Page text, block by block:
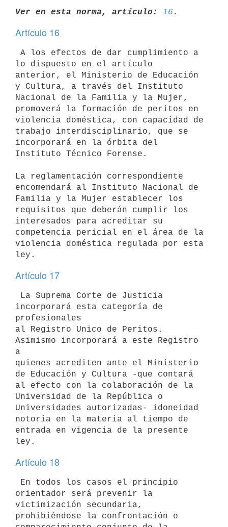
Ver en esta norma, artículo: 16
Artículo 16
lo dispuesto en el artículo
anterior, el Ministerio de Educación
y Cultura, a través del Instituto
Nacional de la Familia y la Mujer,
promoverá la formación de peritos en
violencia doméstica, con capacidad de
trabajo interdisciplinario, que se
incorporará en la órbita del
Instituto Técnico Forense.
La reglamentación correspondiente
encomendará al Instituto Nacional de
Familia y la Mujer establecer los
requisitos que deberán cumplir los
interesados para acreditar su
competencia pericial en el área de la
violencia doméstica regulada por esta
Artículo 17
incorporará esta categoría de
profesionales
al Registro Unico de Peritos.
Asimismo incorporará a este Registro
a
quienes acrediten ante el Ministerio
de Educación y Cultura -que contará
al efecto con la colaboración de la
Universidad de la República o
Universidades autorizadas- idoneidad
notoria en la materia al tiempo de
entrada en vigencia de la presente
Artículo 18
orientador será prevenir la
victimización secundaria,
prohibiéndose la confrontación o